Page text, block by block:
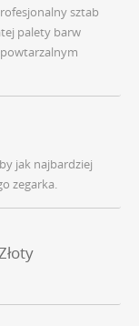
sztab
palety barw
jak najbardziej
zegarka.
Złoty